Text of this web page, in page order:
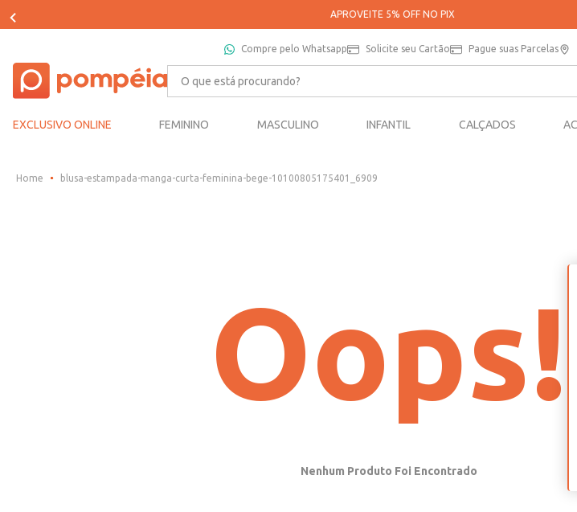
PARCELE SUAS COMPRAS EM
Compre pelo Whatsapp Solicite seu Cartão Pague suas Parcelas
O que está procurando?
EXCLUSIVO ONLINE FEMININO MASCULINO INFANTIL CALÇADOS
blusa-estampada-manga-curta-feminina-bege-10100805175401_6909
Oops!